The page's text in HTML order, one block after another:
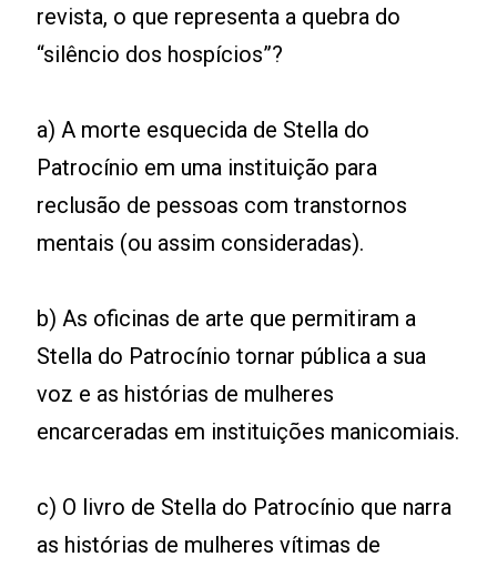
revista, o que representa a quebra do
“silêncio dos hospícios”?
a) A morte esquecida de Stella do
Patrocínio em uma instituição para
reclusão de pessoas com transtornos
mentais (ou assim consideradas).
b) As oficinas de arte que permitiram a
Stella do Patrocínio tornar pública a sua
voz e as histórias de mulheres
encarceradas em instituições manicomiais.
c) O livro de Stella do Patrocínio que narra
as histórias de mulheres vítimas de